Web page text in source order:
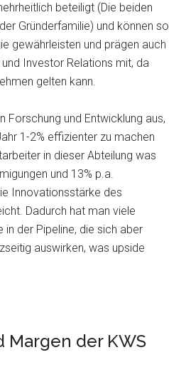
beteiligt (Die beiden
Gründerfamilie) und können so
gewährleisten und prägen auch
Investor Relations mit, da
gelten kann.
Forschung und Entwicklung aus,
1-2% effizienter zu machen
in dieser Abteilung was
und 13% p.a.
Innovationsstärke des
Dadurch hat man viele
der Pipeline, die sich aber
auswirken, was upside
Margen der KWS